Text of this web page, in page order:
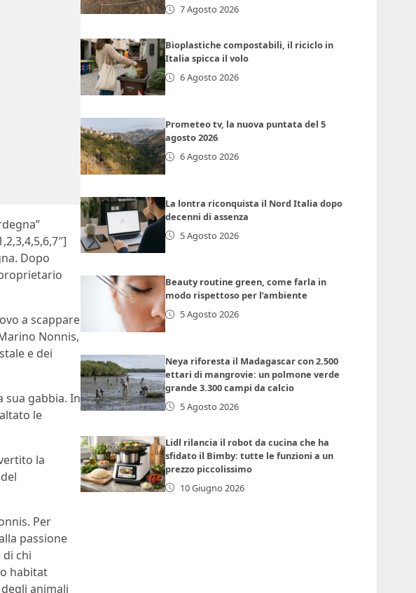
Dopo
a scappare
Nonnis,
e dei
sua gabbia. In
le
la
Per
passione
di chi
habitat
animali
7 Agosto 2026
Bioplastiche compostabili, il riciclo in
Italia spicca il volo
6 Agosto 2026
Prometeo tv, la nuova puntata del 5
agosto 2026
6 Agosto 2026
La lontra riconquista il Nord Italia dopo
decenni di assenza
5 Agosto 2026
Beauty routine green, come farla in
modo rispettoso per l’ambiente
5 Agosto 2026
Neya riforesta il Madagascar con 2.500
ettari di mangrovie: un polmone verde
grande 3.300 campi da calcio
5 Agosto 2026
Lidl rilancia il robot da cucina che ha
sfidato il Bimby: tutte le funzioni a un
prezzo piccolissimo
10 Giugno 2026